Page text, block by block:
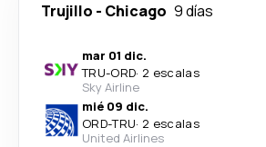
Trujillo - Chicago 9 días
mar 01 dic.
TRU-ORD· 2 escalas
Sky Airline
mié 09 dic.
ORD-TRU· 2 escalas
United Airlines